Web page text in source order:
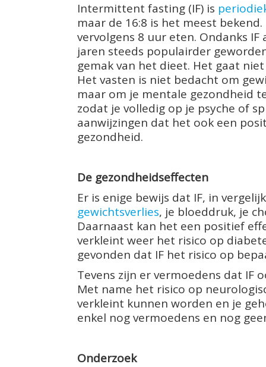
Intermittent fasting (IF) is
maar de 16:8 is het meest
vervolgens 8 uur eten. Ondanks
jaren steeds populairder
gemak van het dieet. Het gaat
Het vasten is niet bedacht om
maar om je mentale gezondheid
zodat je volledig op je psyche of
aanwijzingen dat het ook een
gezondheid.
De gezondheidseffecten
Er is enige bewijs dat IF, in
gewichtsverlies, je bloeddruk, je
Daarnaast kan het een positief
verkleint weer het risico op
gevonden dat IF het risico op
Tevens zijn er vermoedens dat IF
Met name het risico op
verkleint kunnen worden en je
enkel nog vermoedens en nog
Onderzoek